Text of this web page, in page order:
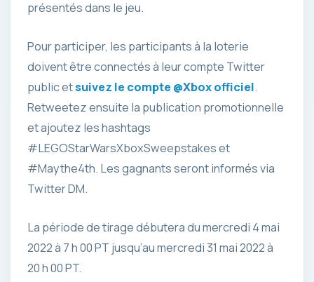
présentés dans le jeu.
Pour participer, les participants à la loterie
doivent être connectés à leur compte Twitter
public etsuivez le compte @Xbox officiel.
Retweetez ensuite la publication promotionnelle
et ajoutez les hashtags
#LEGOStarWarsXboxSweepstakes et
#Maythe4th. Les gagnants seront informés via
Twitter DM.
La période de tirage débutera du mercredi 4 mai
2022 à 7 h 00 PT jusqu’au mercredi 31 mai 2022 à
20 h 00 PT.